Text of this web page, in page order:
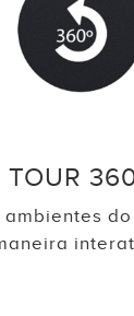
TOUR